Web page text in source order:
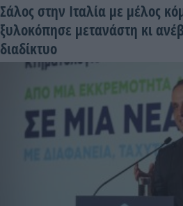
Σάλος στην Ιταλία με μέλος
ξυλοκόπησε μετανάστη κι
διαδίκτυο